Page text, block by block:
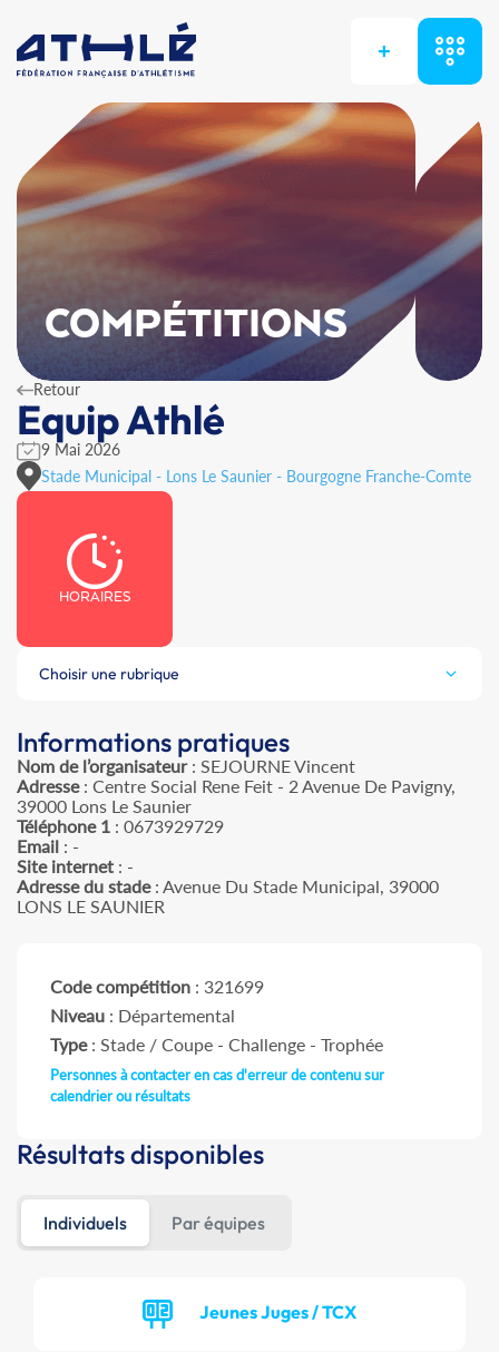
+
COMPÉTITIONS
Retour
Equip Athlé
9 Mai 2026
Stade Municipal - Lons Le Saunier - Bourgogne Franche-Comte
HORAIRES
Choisir une rubrique
Informations pratiques
Nom de l’organisateur: SEJOURNE Vincent
Adresse: Centre Social Rene Feit - 2 Avenue De Pavigny,
39000 Lons Le Saunier
Téléphone 1 : 0673929729
Email : -
Site internet : -
Adresse du stade: Avenue Du Stade Municipal, 39000
LONS LE SAUNIER
Code compétition : 321699
Niveau : Départemental
Type: Stade / Coupe - Challenge - Trophée
Personnes à contacter en cas d'erreur de contenu sur
calendrier ou résultats
Résultats disponibles
Individuels Par équipes
Jeunes Juges / TCX